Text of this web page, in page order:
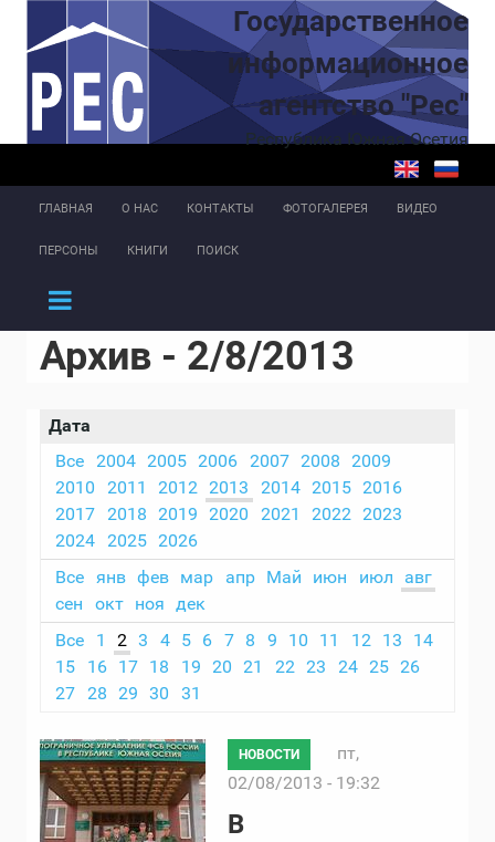
Перейти к основному содержаниюГосударственное
информационное
агентство "Рес"
Республика Южная Осетия
ГЛАВНАЯ О НАС КОНТАКТЫ ФОТОГАЛЕРЕЯ ВИДЕО
ПЕРСОНЫ КНИГИ ПОИСК
Архив - 2/8/2013
Дата
Все
2004 2005 2006 2007 2008
2009
2010
2011 2012 2013 2014 2015 2016
2017
2018 2019 2020 2021 2022 2023
2024
2025
2026
Все янв фев мар апр Май июн июл
авг
сен
окт ноя дек
Все
1 2 3 4 5 6 7 8 9 10 11 12 13
14
15
16 17 18 19 20 21 22 23 24 25 26
27
28 29 30 31
НОВОСТИ
пт,
02/08/2013 - 19:32
В